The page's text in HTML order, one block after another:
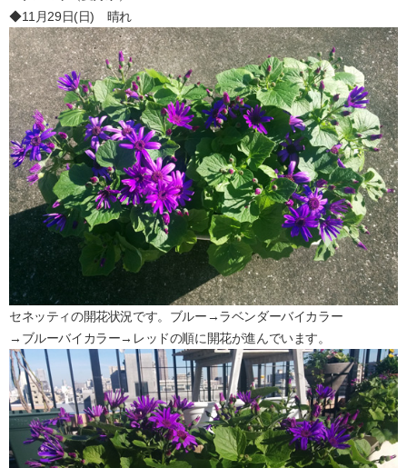
◆11月29日(日) 晴れ
セネッティの開花状況です。ブルー→ラベンダーバイカラー
→ブルーバイカラー→レッドの順に開花が進んでいます。